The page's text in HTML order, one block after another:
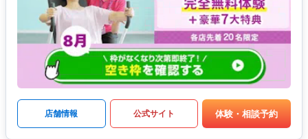
店舗情報 公式サイト 体験・相談予約